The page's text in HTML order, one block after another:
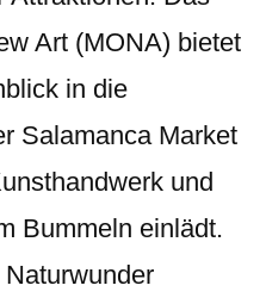
Art (MONA) bietet
in die
Salamanca Market
und
Bummeln einlädt.